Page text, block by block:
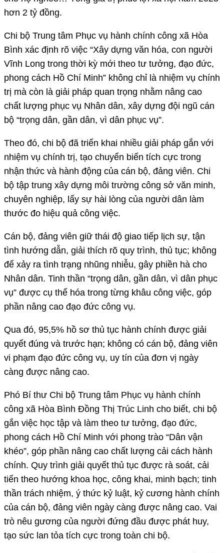
hơn 2 tỷ đồng.
Chi bộ Trung tâm Phục vụ hành chính công xã Hòa
Bình xác định rõ việc “Xây dựng văn hóa, con người
Vĩnh Long trong thời kỳ mới theo tư tưởng, đạo đức,
phong cách Hồ Chí Minh” không chỉ là nhiệm vụ chính
trị mà còn là giải pháp quan trọng nhằm nâng cao
chất lượng phục vụ Nhân dân, xây dựng đội ngũ cán
bộ “trọng dân, gần dân, vì dân phục vụ”.
Theo đó, chi bộ đã triển khai nhiều giải pháp gắn với
nhiệm vụ chính trị, tạo chuyển biến tích cực trong
nhận thức và hành động của cán bộ, đảng viên. Chi
bộ tập trung xây dựng môi trường công sở văn minh,
chuyên nghiệp, lấy sự hài lòng của người dân làm
thước đo hiệu quả công việc.
Cán bộ, đảng viên giữ thái độ giao tiếp lịch sự, tận
tình hướng dẫn, giải thích rõ quy trình, thủ tục; không
để xảy ra tình trạng nhũng nhiễu, gây phiền hà cho
Nhân dân. Tinh thần “trọng dân, gần dân, vì dân phục
vụ” được cụ thể hóa trong từng khâu công việc, góp
phần nâng cao đạo đức công vụ.
Qua đó, 95,5% hồ sơ thủ tục hành chính được giải
quyết đúng và trước hạn; không có cán bộ, đảng viên
vi phạm đạo đức công vụ, uy tín của đơn vị ngày
càng được nâng cao.
Phó Bí thư Chi bộ Trung tâm Phục vụ hành chính
công xã Hòa Bình Đồng Thị Trúc Linh cho biết, chi bộ
gắn việc học tập và làm theo tư tưởng, đạo đức,
phong cách Hồ Chí Minh với phong trào “Dân vận
khéo”, góp phần nâng cao chất lượng cải cách hành
chính. Quy trình giải quyết thủ tục được rà soát, cải
tiến theo hướng khoa học, công khai, minh bạch; tinh
thần trách nhiệm, ý thức kỷ luật, kỷ cương hành chính
của cán bộ, đảng viên ngày càng được nâng cao. Vai
trò nêu gương của người đứng đầu được phát huy,
tạo sức lan tỏa tích cực trong toàn chi bộ.